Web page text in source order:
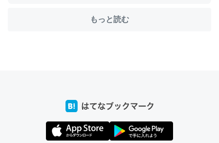
─たまにLINEするくらいだった遠方の父67歳と僕。ITツール導入で
コミュニケーションが劇的に変化した｜tayorini by LIFULL介護
回線代ほとんどかからないですよ。参考：
https://toyoshi.hatenablog.com/entry/2019/05/15/1805
もっと読む